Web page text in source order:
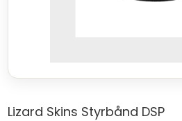
Lizard Skins Styrbånd DSP